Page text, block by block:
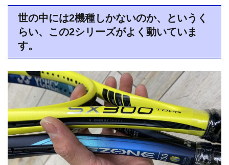
世の中には2機種しかないのか、というく
らい、この2シリーズがよく動いていま
す。